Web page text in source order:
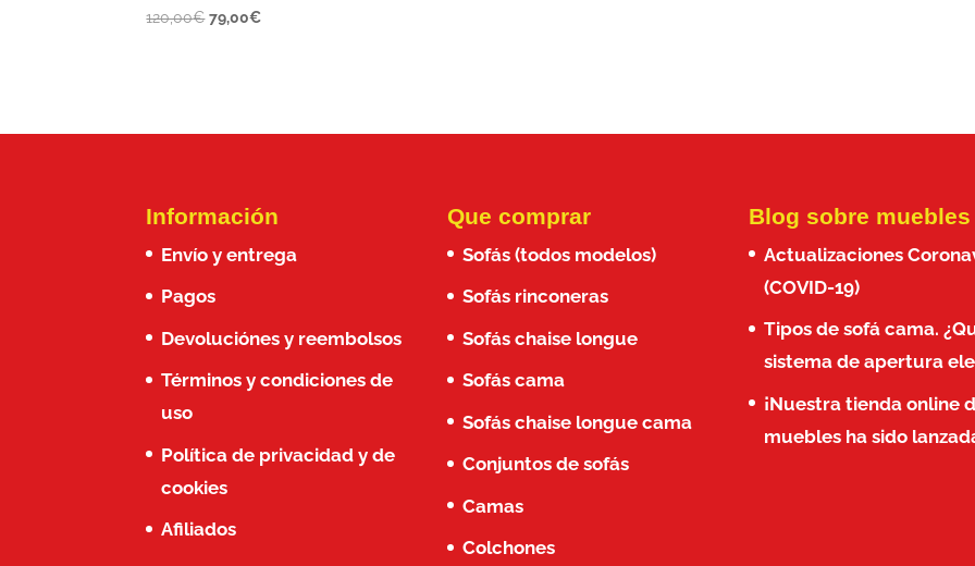
120,00€ El
79,00€El
Información
Envío y entrega
Pagos
Devoluciónes y reembolsos
Términos y condiciones de
uso
Política de privacidad y de
cookies
Afiliados
Que comprar
Sofás (todos modelos)
Sofás rinconeras
Sofás chaise longue
Sofás cama
Sofás chaise longue cama
Conjuntos de sofás
Camas
Colchones
Blog sobre muebles
Actualizaciones
(COVID-19)
Tipos de sofá cama.
sistema de apertura
¡Nuestra tienda online
muebles ha sido